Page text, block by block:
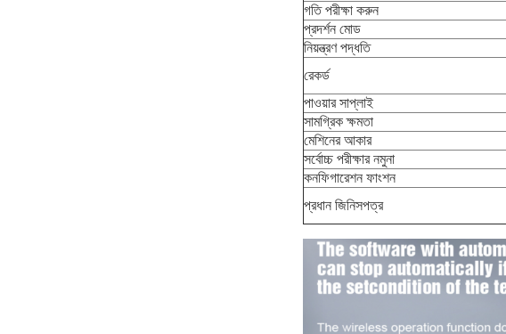
গতি পরীক্ষা করুন
প্রদর্শন মোড
নিয়ন্ত্রণ পদ্ধতি
রেকর্ড
পাওয়ার সাপ্লাই
সামগ্রিক ক্ষমতা
মেশিনের আকার
সর্বোচ্চ পরীক্ষার নমুনা
কনফিগারেশন ফাংশন
প্রধান জিনিসপত্র